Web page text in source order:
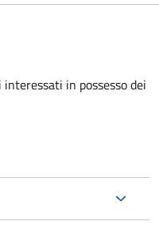
in possesso dei